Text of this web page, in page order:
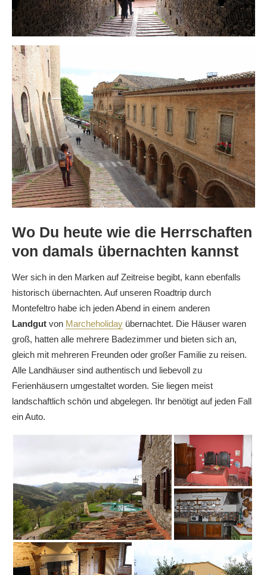
Wo Du heute wie die Herrschaften
von damals übernachten kannst
Wer sich in den Marken auf Zeitreise begibt, kann ebenfalls
historisch übernachten. Auf unseren Roadtrip durch
Montefeltro habe ich jeden Abend in einem anderen
Landgut von Marcheholiday übernachtet. Die Häuser waren
groß, hatten alle mehrere Badezimmer und bieten sich an,
gleich mit mehreren Freunden oder großer Familie zu reisen.
Alle Landhäuser sind authentisch und liebevoll zu
Ferienhäusern umgestaltet worden. Sie liegen meist
landschaftlich schön und abgelegen. Ihr benötigt auf jeden Fall
ein Auto.